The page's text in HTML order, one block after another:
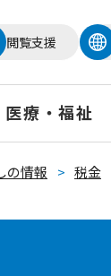
閲覧支援
療・福祉
の情報 > 税金